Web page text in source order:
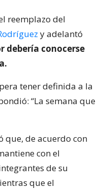
reemplazo del
y adelantó
debería conocerse
tener definida a la
“La semana que
que, de acuerdo con
con el
de su
que el